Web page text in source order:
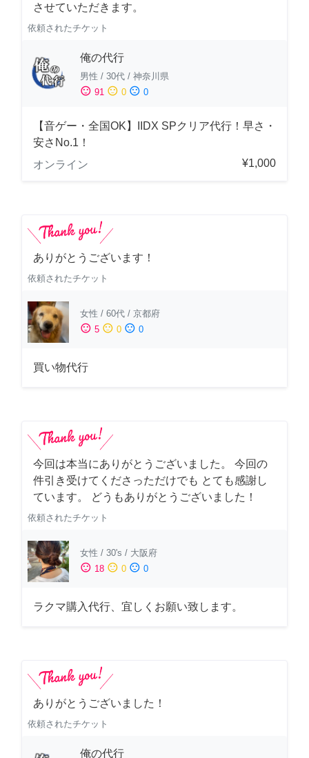
させていただきます。
依頼されたチケット
俺の代行
男性 / 30代 / 神奈川県
sentiment_satisfied 91 sentiment_neutral 0 sentiment_dissatisfied 0
【音ゲー・全国OK】IIDX SPクリア代行！早さ・
安さNo.1！
オンライン
¥1,000
ありがとうございます！
依頼されたチケット
女性 / 60代 / 京都府
sentiment_satisfied 5 sentiment_neutral 0 sentiment_dissatisfied 0
買い物代行
今回は本当にありがとうございました。 今回の
件引き受けてくださっただけでも とても感謝し
ています。 どうもありがとうございました！
依頼されたチケット
女性 / 30's / 大阪府
sentiment_satisfied 18 sentiment_neutral 0 sentiment_dissatisfied 0
ラクマ購入代行、宜しくお願い致します。
ありがとうございました！
依頼されたチケット
俺の代行